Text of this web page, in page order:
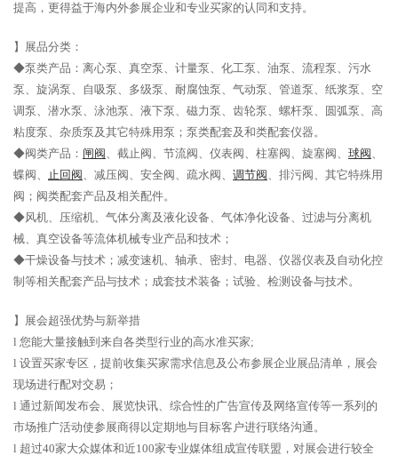
提高，更得益于海内外参展企业和专业买家的认同和支持。
】展品分类：
◆泵类产品：离心泵、真空泵、计量泵、化工泵、油泵、流程泵、污水
泵、旋涡泵、自吸泵、多级泵、耐腐蚀泵、气动泵、管道泵、纸浆泵、空
调泵、潜水泵、泳池泵、液下泵、磁力泵、齿轮泵、螺杆泵、圆弧泵、高
粘度泵、杂质泵及其它特殊用泵；泵类配套及和类配套仪器。
◆阀类产品： 闸阀、截止阀、节流阀、仪表阀、柱塞阀、旋塞阀、 球阀、
蝶阀、 止回阀、减压阀、安全阀、疏水阀、 调节阀、排污阀、其它特殊用
阀；阀类配套产品及相关配件。
◆风机、压缩机、气体分离及液化设备、气体净化设备、过滤与分离机
械、真空设备等流体机械专业产品和技术；
◆干燥设备与技术；减变速机、轴承、密封、电器、仪器仪表及自动化控
制等相关配套产品与技术；成套技术装备；试验、检测设备与技术。
】展会超强优势与新举措
l 您能大量接触到来自各类型行业的高水准买家;
l 设置买家专区，提前收集买家需求信息及公布参展企业展品清单，展会
现场进行配对交易；
l 通过新闻发布会、展览快讯、综合性的广告宣传及网络宣传等一系列的
市场推广活动使参展商得以定期地与目标客户进行联络沟通。
l 超过40家大众媒体和近100家专业媒体组成宣传联盟，对展会进行较全